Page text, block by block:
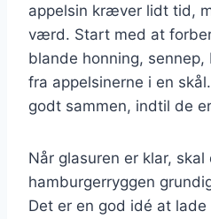
appelsin kræver lidt tid,
værd. Start med at
blande honning,
fra appelsinerne i en
godt sammen, indtil de
Når glasuren er klar, skal
hamburgerryggen
Det er en god idé at